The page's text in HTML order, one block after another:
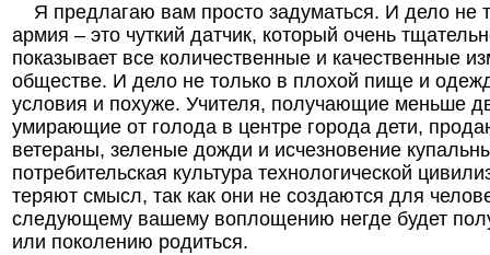
Я предлагаю вам просто задуматься. И дело не
армия – это чуткий датчик, который очень
показывает все количественные и качественные
обществе. И дело не только в плохой пище и
условия и похуже. Учителя, получающие меньше
умирающие от голода в центре города дети,
ветераны, зеленые дожди и исчезновение
потребительская культура технологической
теряют смысл, так как они не создаются для
следующему вашему воплощению негде будет
или поколению родиться.